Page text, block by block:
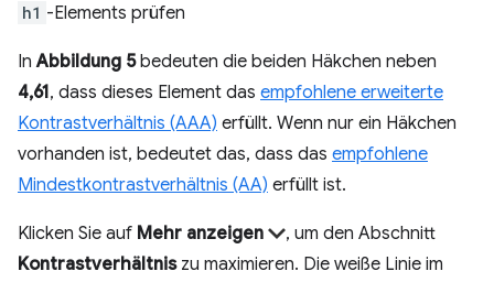
h1 -Elements prüfen
InAbbildung 5bedeuten die beiden Häkchen neben
4,61, dass dieses Element das empfohlene erweiterte
Kontrastverhältnis (AAA) erfüllt. Wenn nur ein Häkchen
vorhanden ist, bedeutet das, dass das empfohlene
Mindestkontrastverhältnis (AA) erfüllt ist.
Klicken Sie auf Mehr anzeigen
, um den Abschnitt
Kontrastverhältniszu maximieren. Die weiße Linie im